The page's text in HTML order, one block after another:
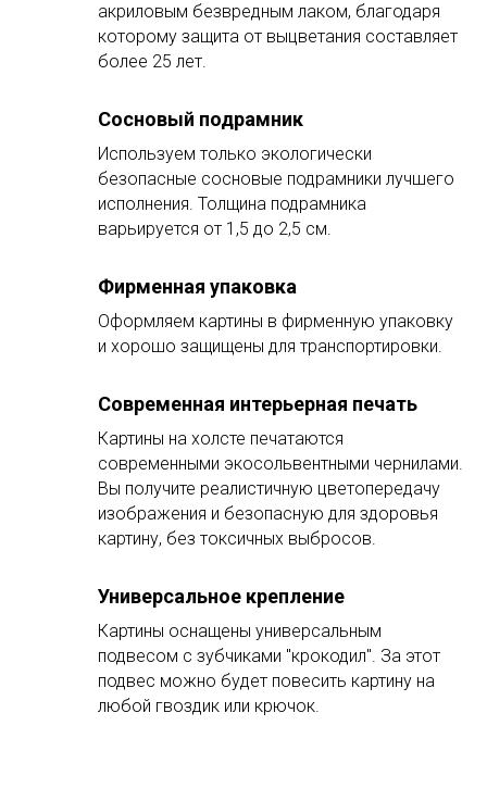
акриловым безвредным лаком, благодаря
которому защита от выцветания составляет
более 25 лет.
Сосновый подрамник
Используем только экологически
безопасные сосновые подрамники лучшего
исполнения. Толщина подрамника
варьируется от 1,5 до 2,5 см.
Фирменная упаковка
Оформляем картины в фирменную упаковку
и хорошо защищены для транспортировки.
Современная интерьерная печать
Картины на холсте печатаются
современными экосольвентными чернилами.
Вы получите реалистичную цветопередачу
изображения и безопасную для здоровья
картину, без токсичных выбросов.
Универсальное крепление
Картины оснащены универсальным
подвесом с зубчиками "крокодил". За этот
подвес можно будет повесить картину на
любой гвоздик или крючок.